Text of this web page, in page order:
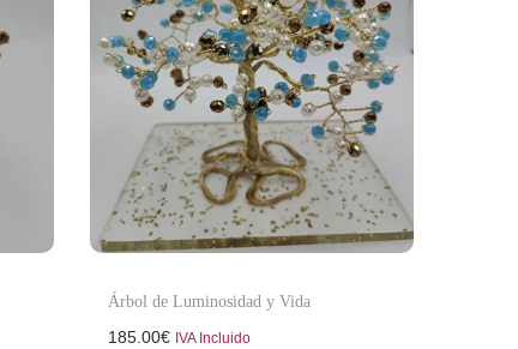
Árbol de Luminosidad y Vida
185.00€ IVA Incluido